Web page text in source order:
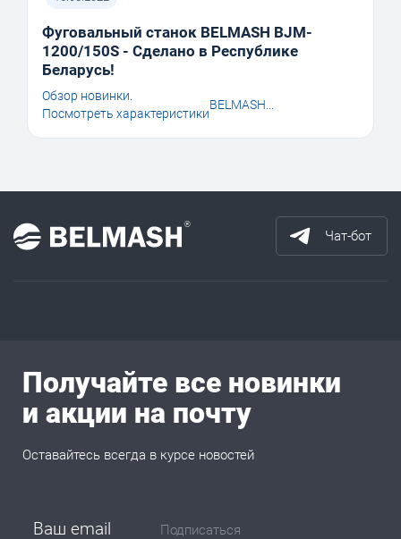
Фуговальный станок BELMASH BJM-
1200/150S - Сделано в Республике
Беларусь!
Обзор новинки.
Посмотреть характеристики
BELMASH...
Чат-бот
Получайте все новинки
и акции на почту
Оставайтесь всегда в курсе новостей
Подписаться